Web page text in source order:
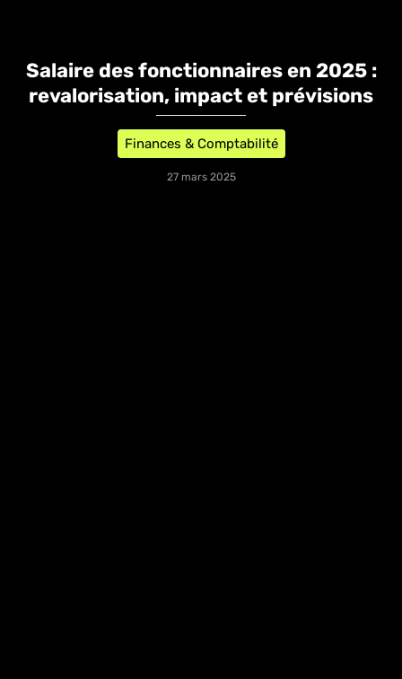
Salaire des fonctionnaires en 2025 :
revalorisation, impact et prévisions
Finances & Comptabilité
27 mars 2025